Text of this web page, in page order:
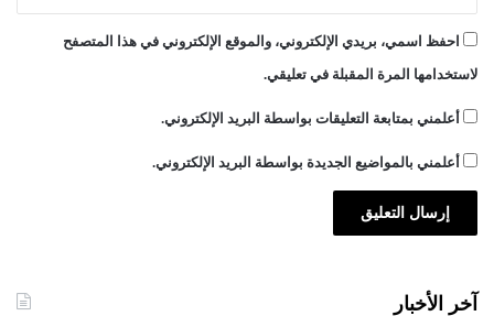
احفظ اسمي، بريدي الإلكتروني، والموقع الإلكتروني في هذا المتصفح
لاستخدامها المرة المقبلة في تعليقي.
أعلمني بمتابعة التعليقات بواسطة البريد الإلكتروني.
أعلمني بالمواضيع الجديدة بواسطة البريد الإلكتروني.
آخر الأخبار